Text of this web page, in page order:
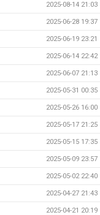
2025-08-14 21:03
2025-06-28 19:37
2025-06-19 23:21
2025-06-14 22:42
2025-06-07 21:13
2025-05-31 00:35
2025-05-26 16:00
2025-05-17 21:25
2025-05-15 17:35
2025-05-09 23:57
2025-05-02 22:40
2025-04-27 21:43
2025-04-21 20:19